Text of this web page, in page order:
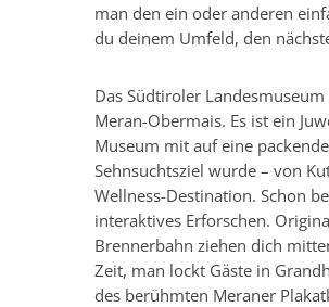
man den ein oder anderen
du deinem Umfeld, den
Das Südtiroler
Meran-Obermais. Es ist ein
Museum mit auf eine
Sehnsuchtsziel wurde – von
Wellness-Destination. Schon
interaktives Erforschen.
Brennerbahn ziehen dich
Zeit, man lockt Gäste in
des berühmten Meraner